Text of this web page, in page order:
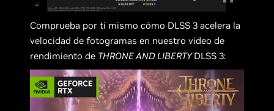
Comprueba por ti mismo cómo DLSS 3 acelera la
velocidad de fotogramas en nuestro video de
rendimiento de THRONE AND LIBERTYDLSS 3: